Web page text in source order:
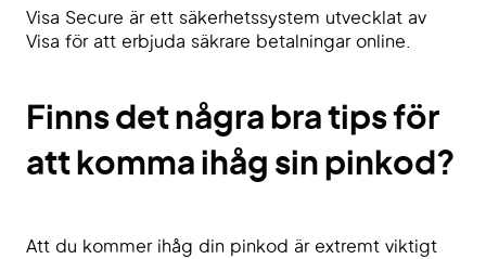
Visa Secure är ett säkerhetssystem utvecklat av
Visa för att erbjuda säkrare betalningar online.
Finns det några bra tips för
att komma ihåg sin pinkod?
Att du kommer ihåg din pinkod är extremt viktigt